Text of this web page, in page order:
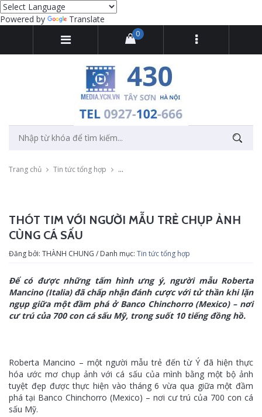
Powered by Translate
0
Trang chủ Tin tức tổng hợp Thót tim với người mẫu trẻ chụp ảnh cùng
THÓT TIM VỚI NGƯỜI MẪU TRẺ CHỤP ẢNH
CÙNG CÁ SẤU
Đăng bởi: THÀNH CHUNG / Danh mục: Tin tức tổng hợp
Để có được những tấm hình ưng ý, người mẫu Roberta
Mancino (Italia) đã chấp nhận đánh cược với tử thần khi lặn
ngụp giữa một đầm phá ở Banco Chinchorro (Mexico) – nơi
cư trú của 700 con cá sấu Mỹ, trong suốt 10 tiếng đồng hồ.
Roberta Mancino – một người mẫu trẻ đến từ Ý đã hiện thực
hóa ước mơ chụp ảnh với cá sấu của mình bằng một bộ ảnh
tuyệt đẹp được thực hiện vào tháng 6 vừa qua giữa một đầm
phá tại Banco Chinchorro (Mexico) – nơi cư trú của 700 con cá
sấu Mỹ.